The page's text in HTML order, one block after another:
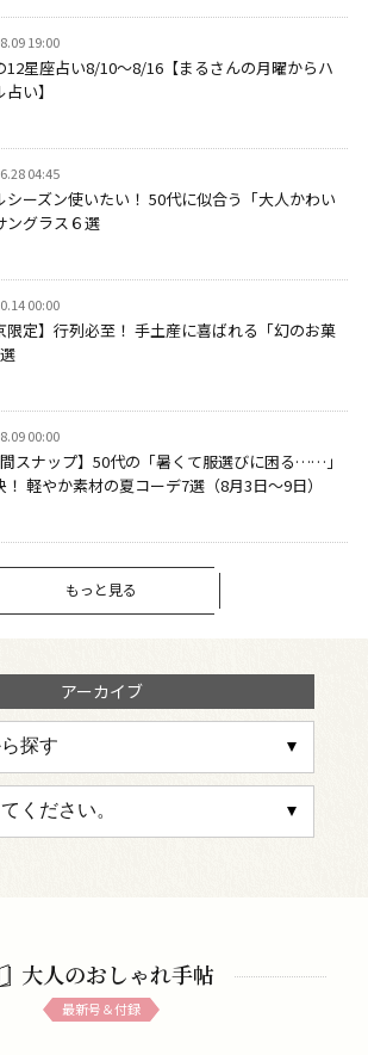
19:00
12星座占い8/10～8/16【まるさんの月曜からハ
い】
04:45
シーズン使いたい！ 50代に似合う「大人かわい
ングラス６選
00:00
限定】行列必至！ 手土産に喜ばれる「幻のお菓
00:00
間スナップ】50代の「暑くて服選びに困る……」
！ 軽やか素材の夏コーデ7選（8月3日～9日）
もっと見る
アーカイブ
大人のおしゃれ手帖
最新号＆付録